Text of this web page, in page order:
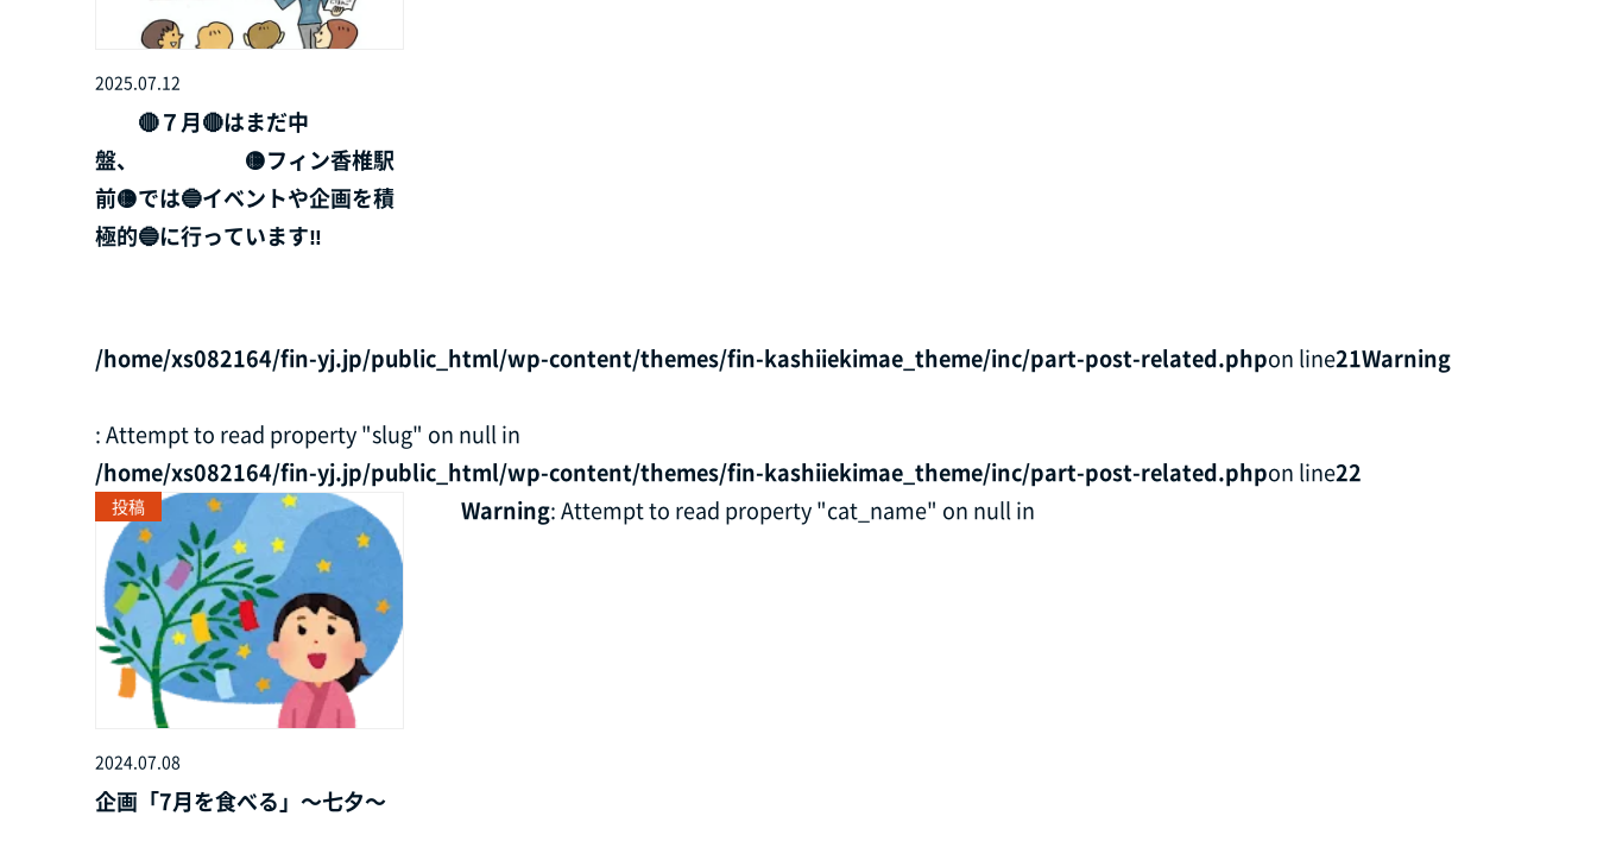
2025.07.12
🔴７月🔴はまだ中
盤、 🟡フィン香椎駅
前🟡では🔵イベントや企画を積
極的🔵に行っています‼️
/home/xs082164/fin-yj.jp/public_html/wp-content/themes/fin-kashiiekimae_theme/inc/part-post-related.phpon line21Warning
: Attempt to read property "slug" on null in
/home/xs082164/fin-yj.jp/public_html/wp-content/themes/fin-kashiiekimae_theme/inc/part-post-related.phpon line22
投稿
2024.07.08
企画「7月を食べる」～七夕～
Warning: Attempt to read property "cat_name" on null in